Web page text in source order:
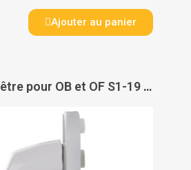
Ajouter au panier
Leviers de fenêtre pour OB et OF S1-19 - SIMILAIRE